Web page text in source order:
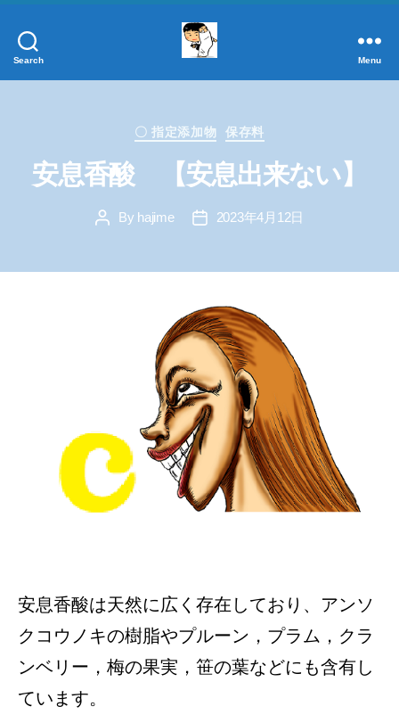
Search
事
正
く
加
物
Menu
Categories
〇 指定添加物 保存料
安息香酸 【安息出来ない】
PostBy hajime
Post2023年4月12日
安息香酸は天然に広く存在しており、アンソ
クコウノキの樹脂やプルーン，プラム，クラ
ンベリー，梅の果実，笹の葉などにも含有し
ています。